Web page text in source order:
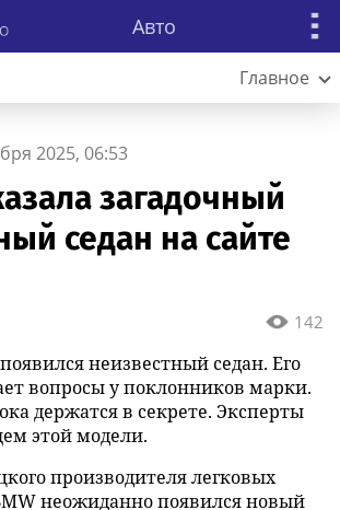
Авто
Главное
2025, 06:53
загадочный
седан на сайте
142
неизвестный седан. Его
вопросы у поклонников марки.
держатся в секрете. Эксперты
этой модели.
производителя легковых
неожиданно появился новый